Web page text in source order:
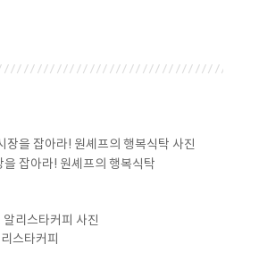
온라인 참가문의
잡아라! 원셰프의 행복식탁
스타커피